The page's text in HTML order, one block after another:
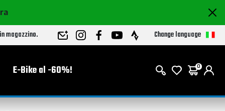
magazzino. Change language
E-Bike al -60%! 0